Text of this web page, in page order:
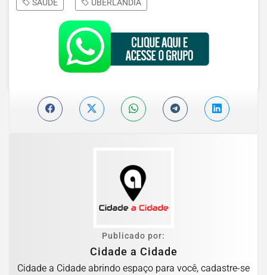
SAÚDE UBERLÂNDIA
Publicado por:
Cidade a Cidade
Cidade a Cidade abrindo espaço para você, cadastre-se